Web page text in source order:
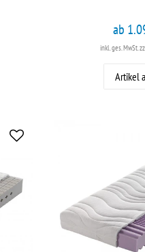
ab
inkl. ges. MwSt.
Artikel